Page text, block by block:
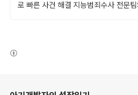
로 빠른 사건 해결 지능범죄수사 전문